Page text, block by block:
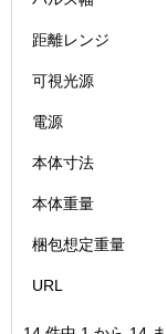
距離レンジ
可視光源
電源
本体寸法
本体重量
梱包想定重量
URL